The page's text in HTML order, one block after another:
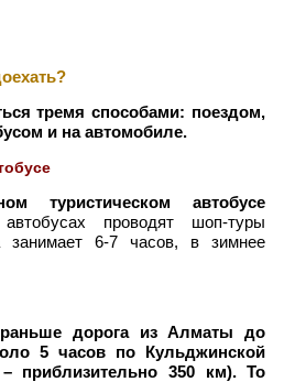
тремя способами: поездом,
и на автомобиле.
туристическом автобусе
проводят шоп-туры
занимает 6-7 часов, в зимнее
дорога из Алматы до
5 часов по Кульджинской
– приблизительно 350 км). То